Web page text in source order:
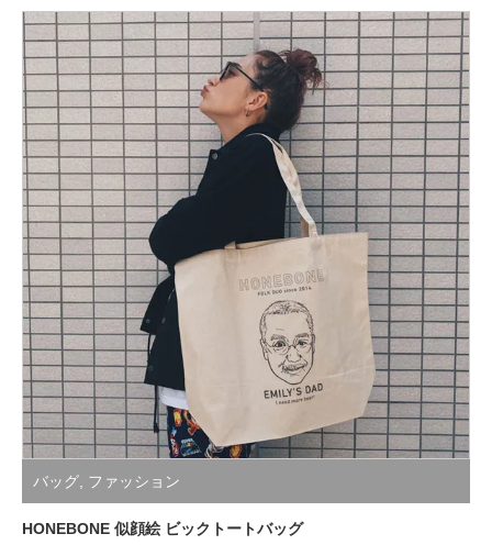
バッグ, ファッション
HONEBONE 似顔絵 ビックトートバッグ